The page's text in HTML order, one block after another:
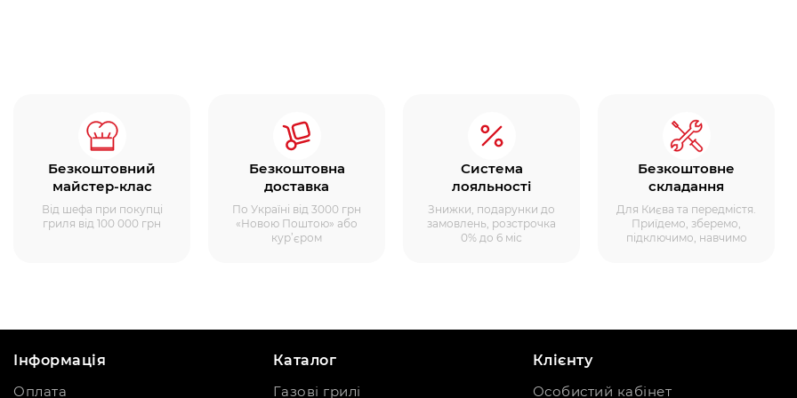
Безкоштовний
майстер-клас
Від шефа при покупці
гриля від 100 000 грн
Безкоштовна
доставка
По Україні від 3000 грн
«Новою Поштою» або
кур’єром
Система
лояльності
Знижки, подарунки до
замовлень, розстрочка
0% до 6 міс
Безкоштовне
складання
Для Києва та передмістя.
Приїдемо, зберемо,
підключимо, навчимо
Інформація
Оплата
Каталог
Газові грилі
Клієнту
Особистий кабінет